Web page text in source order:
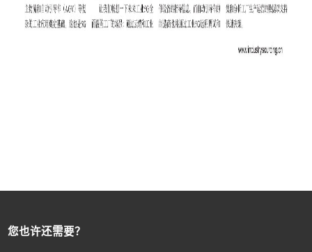
您也许还需要？